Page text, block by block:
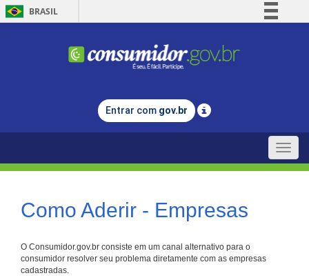
BRASIL
Comunica BR
Legislação
Entrar com gov.br
Toggle
Como Aderir - Empresas
O Consumidor.gov.br consiste em um canal alternativo para o
consumidor resolver seu problema diretamente com as empresas
cadastradas.